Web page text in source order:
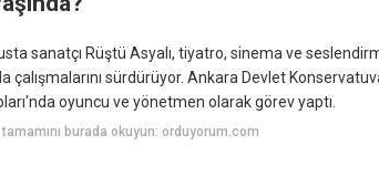
sanatçı Rüştü Asyalı, tiyatro, sinema ve
çalışmalarını sürdürüyor. Ankara Devlet
oyuncu ve yönetmen olarak görev yaptı.
tamamını burada okuyun: orduyorum.com